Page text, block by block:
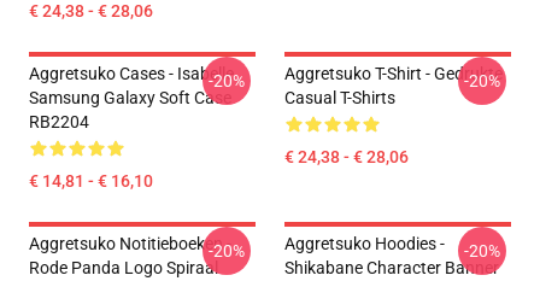
€ 24,38 - € 28,06
Aggretsuko Cases - Isabelle
Samsung Galaxy Soft Case
RB2204
€ 14,81 - € 16,10
-20%
Aggretsuko T-Shirt - Gedrukte
Casual T-Shirts
€ 24,38 - € 28,06
-20%
Aggretsuko Notitieboeken -
Rode Panda Logo Spiraal
-20%
Aggretsuko Hoodies -
Shikabane Character Banner
-20%